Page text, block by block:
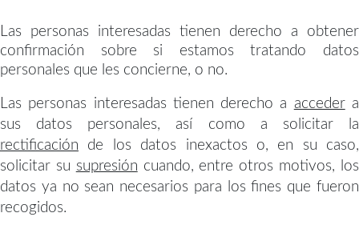
Las personas interesadas tienen derecho a obtener
confirmación sobre si estamos tratando datos
personales que les concierne, o no.
Las personas interesadas tienen derecho a accedera
sus datos personales, así como a solicitar la
rectificación de los datos inexactos o, en su caso,
solicitar su supresión cuando, entre otros motivos, los
datos ya no sean necesarios para los fines que fueron
recogidos.